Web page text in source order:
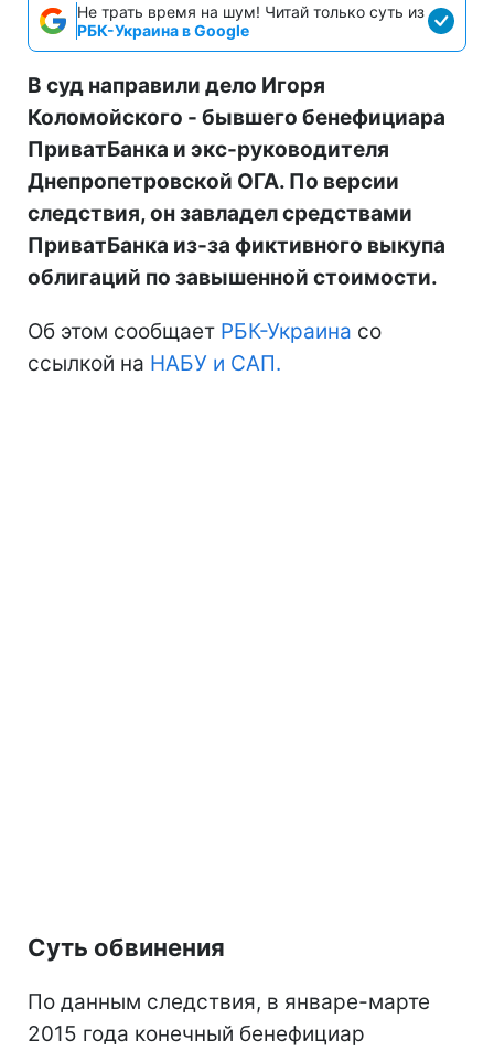
Не трать время на шум! Читай только суть из
РБК-Украина в Google
В суд направили дело Игоря
Коломойского - бывшего бенефициара
ПриватБанка и экс-руководителя
Днепропетровской ОГА. По версии
следствия, он завладел средствами
ПриватБанка из-за фиктивного выкупа
облигаций по завышенной стоимости.
Об этом сообщает РБК-Украина со
ссылкой на НАБУ и САП.
Суть обвинения
По данным следствия, в январе-марте
2015 года конечный бенефициар